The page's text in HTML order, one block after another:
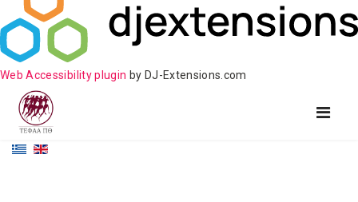
Web Accessibility plugin by DJ-Extensions.com